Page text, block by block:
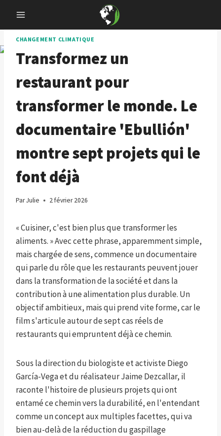
content
CHANGEMENT CLIMATIQUE
Transformez un
restaurant pour
transformer le monde. Le
documentaire 'Ebullión'
montre sept projets qui le
font déjà
ParJulie 2 février 2026
« Cuisiner, c'est bien plus que transformer les
aliments. » Avec cette phrase, apparemment simple,
mais chargée de sens, commence un documentaire
qui parle du rôle que les restaurants peuvent jouer
dans la transformation de la société et dans la
contribution à une alimentation plus durable. Un
objectif ambitieux, mais qui prend vite forme, car le
film s'articule autour de sept cas réels de
restaurants qui empruntent déjà ce chemin.
Sous la direction du biologiste et activiste Diego
García-Vega et du réalisateur Jaime Dezcallar, il
raconte l'histoire de plusieurs projets qui ont
entamé ce chemin vers la durabilité, en l'entendant
comme un concept aux multiples facettes, qui va
bien au-delà de la réduction du gaspillage